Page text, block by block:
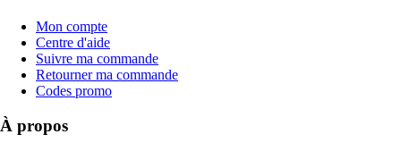
Mon compte
Centre d'aide
Suivre ma commande
Retourner ma commande
Codes promo
À propos